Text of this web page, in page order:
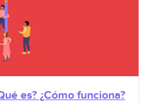
es? ¿Cómo funciona?